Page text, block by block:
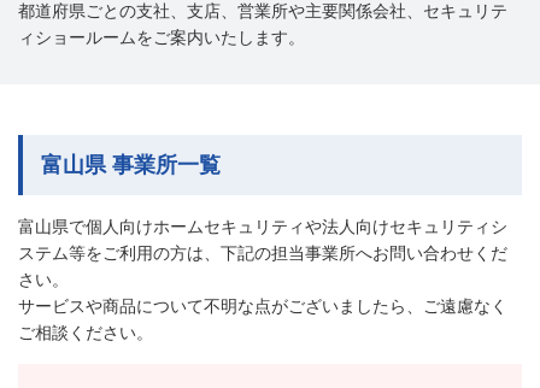
都道府県ごとの支社、支店、営業所や主要関係会社、セキュリテ
ィショールームをご案内いたします。
富山県 事業所一覧
富山県で個人向けホームセキュリティや法人向けセキュリティシ
ステム等をご利用の方は、下記の担当事業所へお問い合わせくだ
さい。
サービスや商品について不明な点がございましたら、ご遠慮なく
ご相談ください。